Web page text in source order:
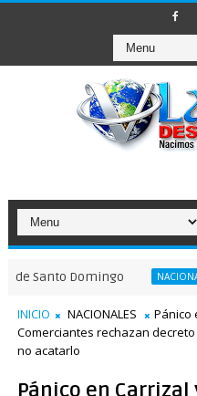
Domingo NACIONALES
INICIO NACIONALES
Pánico
Comerciantes rechazan
no acatarlo
Pánico en Carrizal